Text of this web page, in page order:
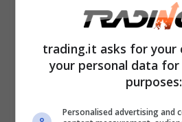
Nel 2024, la Corte di
trading.it asks for your
your personal data
purposes:
Personalised advertising and